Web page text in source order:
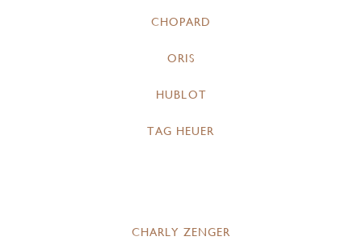
CHOPARD
ORIS
HUBLOT
TAG HEUER
CHARLY ZENGER